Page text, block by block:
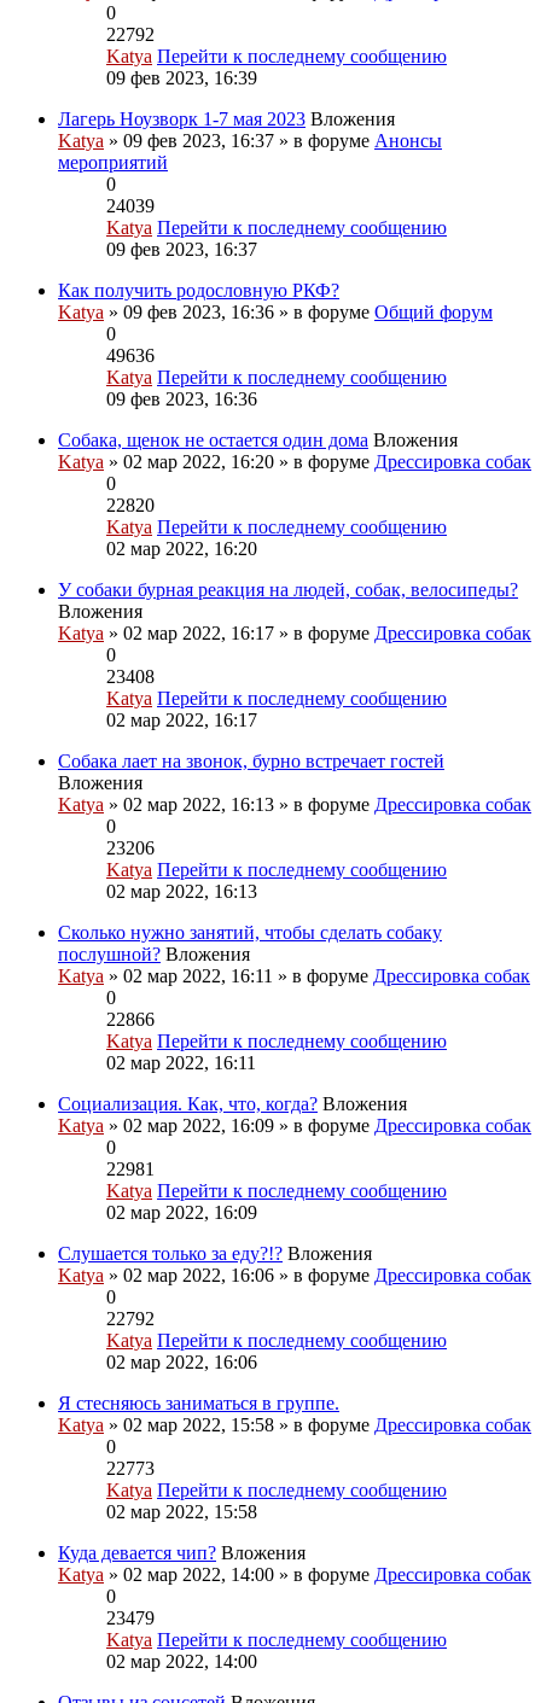
0
22792
Katya Перейти к последнему сообщению
09 фев 2023, 16:39
Лагерь Ноузворк 1-7 мая 2023 Вложения
Katya » 09 фев 2023, 16:37 » в форуме Анонсы
мероприятий
0
24039
Katya Перейти к последнему сообщению
09 фев 2023, 16:37
Как получить родословную РКФ?
Katya » 09 фев 2023, 16:36 » в форуме Общий форум
0
49636
Katya Перейти к последнему сообщению
09 фев 2023, 16:36
Собака, щенок не остается один дома Вложения
Katya » 02 мар 2022, 16:20 » в форуме Дрессировка собак
0
22820
Katya Перейти к последнему сообщению
02 мар 2022, 16:20
У собаки бурная реакция на людей, собак, велосипеды?
Вложения
Katya » 02 мар 2022, 16:17 » в форуме Дрессировка собак
0
23408
Katya Перейти к последнему сообщению
02 мар 2022, 16:17
Собака лает на звонок, бурно встречает гостей
Вложения
Katya » 02 мар 2022, 16:13 » в форуме Дрессировка собак
0
23206
Katya Перейти к последнему сообщению
02 мар 2022, 16:13
Сколько нужно занятий, чтобы сделать собаку
послушной? Вложения
Katya » 02 мар 2022, 16:11 » в форуме Дрессировка собак
0
22866
Katya Перейти к последнему сообщению
02 мар 2022, 16:11
Социализация. Как, что, когда? Вложения
Katya » 02 мар 2022, 16:09 » в форуме Дрессировка собак
0
22981
Katya Перейти к последнему сообщению
02 мар 2022, 16:09
Слушается только за еду?!? Вложения
Katya » 02 мар 2022, 16:06 » в форуме Дрессировка собак
0
22792
Katya Перейти к последнему сообщению
02 мар 2022, 16:06
Я стесняюсь заниматься в группе.
Katya » 02 мар 2022, 15:58 » в форуме Дрессировка собак
0
22773
Katya Перейти к последнему сообщению
02 мар 2022, 15:58
Куда девается чип? Вложения
Katya » 02 мар 2022, 14:00 » в форуме Дрессировка собак
0
23479
Katya Перейти к последнему сообщению
02 мар 2022, 14:00